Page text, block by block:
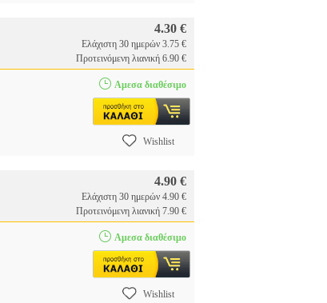
4.30 €
Ελάχιστη 30 ημερών 3.75 €
Προτεινόμενη λιανική 6.90 €
Αμεσα διαθέσιμο
Wishlist
4.90 €
Ελάχιστη 30 ημερών 4.90 €
Προτεινόμενη λιανική 7.90 €
Αμεσα διαθέσιμο
Wishlist